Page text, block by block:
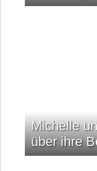
Michelle
über ihre